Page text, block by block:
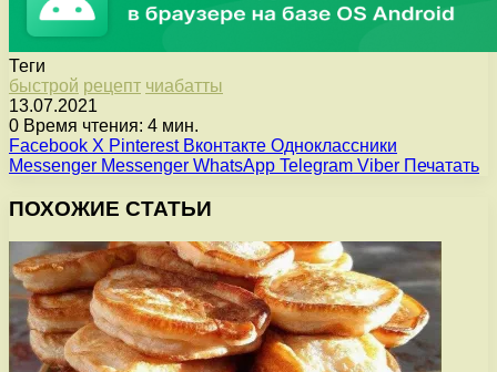
Теги
быстрой рецепт чиабатты
13.07.2021
0 Время чтения: 4 мин.
Facebook X Pinterest Вконтакте Одноклассники
Messenger Messenger WhatsApp Telegram Viber Печатать
ПОХОЖИЕ СТАТЬИ